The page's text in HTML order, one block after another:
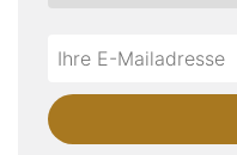
Do
fill
this
*Ihre
Mailadresse: